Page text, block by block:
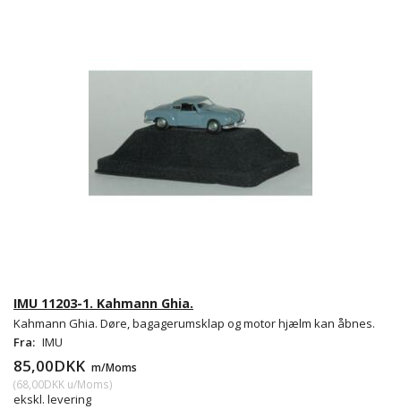
IMU 11203-1. Kahmann Ghia.
Kahmann Ghia. Døre, bagagerumsklap og motor hjælm kan åbnes.
Fra: IMU
85,00DKK m/Moms
(68,00DKK u/Moms)
ekskl. levering